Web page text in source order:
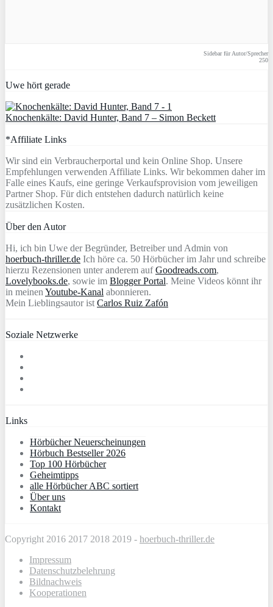
Sidebar für Autor/Sprecher
250
Uwe hört gerade
Knochenkälte: David Hunter, Band 7 – Simon Beckett
*Affiliate Links
Wir sind ein Verbraucherportal und kein Online Shop. Unsere
Empfehlungen verwenden Affiliate Links. Wir bekommen daher im
Falle eines Kaufs, eine geringe Verkaufsprovision vom jeweiligen
Partner Shop. Für dich entstehen dadurch natürlich keine
zusätzlichen Kosten.
Über den Autor
Hi, ich bin Uwe der Begründer, Betreiber und Admin von
hoerbuch-thriller.de Ich höre ca. 50 Hörbücher im Jahr und schreibe
hierzu Rezensionen unter anderem aufGoodreads.com,
Lovelybooks.de, sowie im Blogger Portal. Meine Videos könnt ihr
in meinen Youtube-Kanal abonnieren.
Mein Lieblingsautor ist Carlos Ruiz Zafón
Soziale Netzwerke
Links
Hörbücher Neuerscheinungen
Hörbuch Bestseller 2026
Top 100 Hörbücher
Geheimtipps
alle Hörbücher ABC sortiert
Über uns
Kontakt
Copyright 2016 2017 2018 2019 - hoerbuch-thriller.de
Impressum
Datenschutzbelehrung
Bildnachweis
Kooperationen